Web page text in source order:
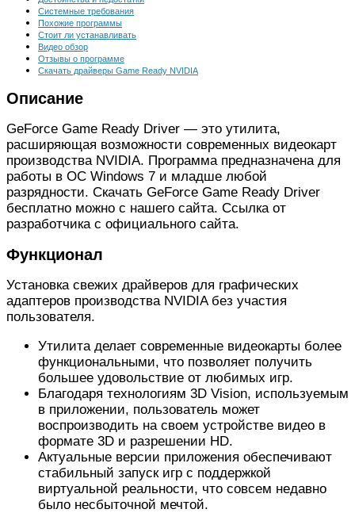
Системные требования
Похожие программы
Стоит ли устанавливать
Видео обзор
Отзывы о программе
Скачать драйверы Game Ready NVIDIA
Описание
GeForce Game Ready Driver — это утилита,
расширяющая возможности современных видеокарт
производства NVIDIA. Программа предназначена для
работы в ОС Windows 7 и младше любой
разрядности. Скачать GeForce Game Ready Driver
бесплатно можно с нашего сайта. Ссылка от
разработчика с официального сайта.
Функционал
Установка свежих драйверов для графических
адаптеров производства NVIDIA без участия
пользователя.
Утилита делает современные видеокарты более
функциональными, что позволяет получить
большее удовольствие от любимых игр.
Благодаря технологиям 3D Vision, используемым
в приложении, пользователь может
воспроизводить на своем устройстве видео в
формате 3D и разрешении HD.
Актуальные версии приложения обеспечивают
стабильный запуск игр с поддержкой
виртуальной реальности, что совсем недавно
было несбыточной мечтой.